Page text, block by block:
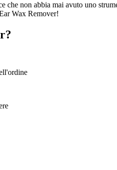
che non abbia mai avuto uno
Wax Remover!